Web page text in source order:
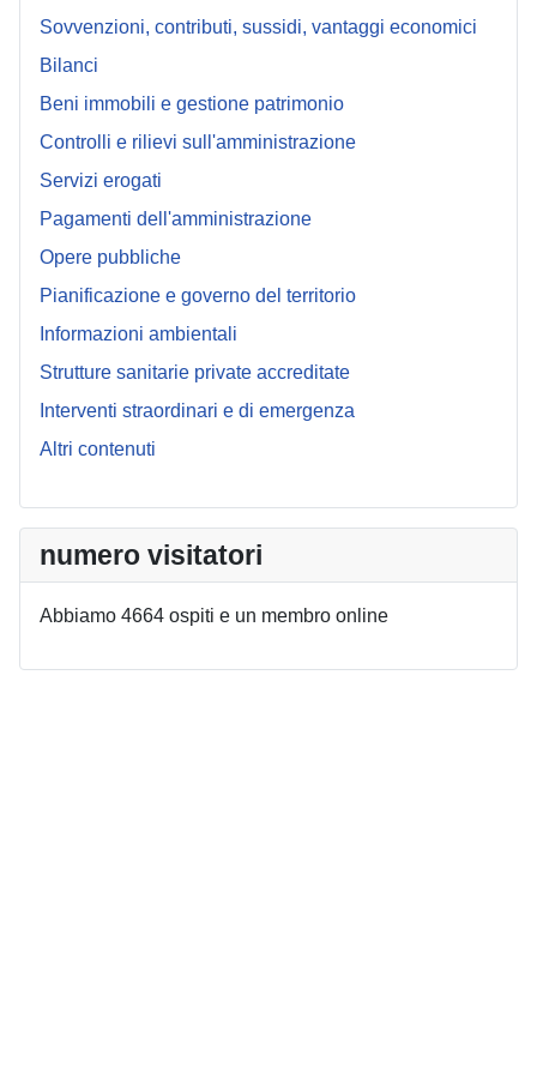
Sovvenzioni, contributi, sussidi, vantaggi economici
Bilanci
Beni immobili e gestione patrimonio
Controlli e rilievi sull'amministrazione
Servizi erogati
Pagamenti dell'amministrazione
Opere pubbliche
Pianificazione e governo del territorio
Informazioni ambientali
Strutture sanitarie private accreditate
Interventi straordinari e di emergenza
Altri contenuti
numero visitatori
Abbiamo 4664 ospiti e un membro online